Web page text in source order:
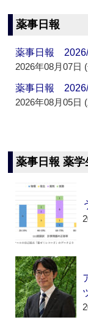
薬事日報
薬事日報
2026年08月07日
薬事日報
2026年08月05日
薬事日報 薬